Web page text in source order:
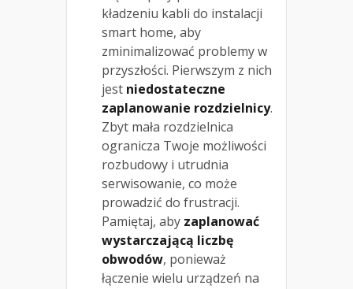
kładzeniu kabli do instalacji
smart home, aby
zminimalizować problemy w
przyszłości. Pierwszym z nich
jest niedostateczne
zaplanowanie rozdzielnicy.
Zbyt mała rozdzielnica
ogranicza Twoje możliwości
rozbudowy i utrudnia
serwisowanie, co może
prowadzić do frustracji.
Pamiętaj, aby zaplanować
wystarczającą liczbę
obwodów, ponieważ
łączenie wielu urządzeń na